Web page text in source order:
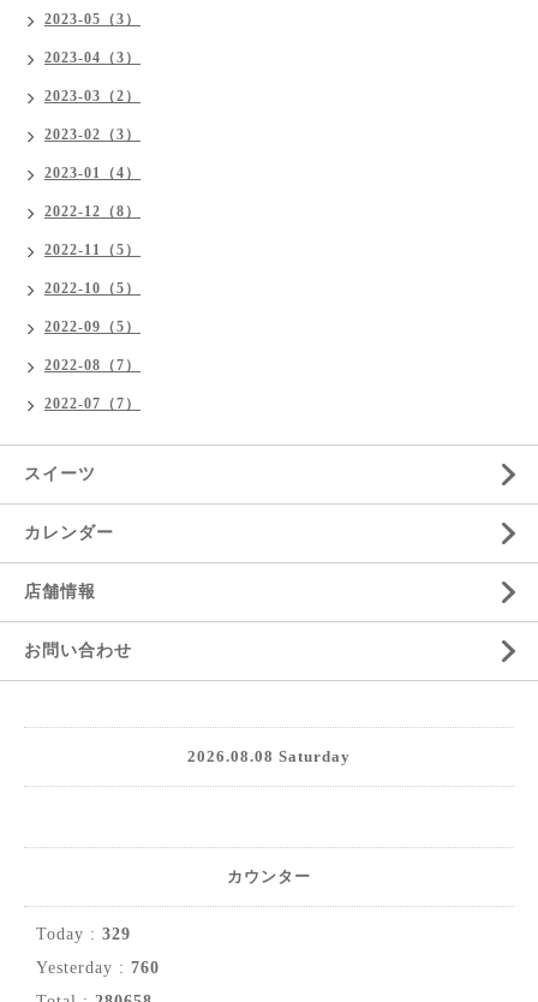
2023-05（3）
2023-04（3）
2023-03（2）
2023-02（3）
2023-01（4）
2022-12（8）
2022-11（5）
2022-10（5）
2022-09（5）
2022-08（7）
2022-07（7）
スイーツ
カレンダー
店舗情報
お問い合わせ
2026.08.08 Saturday
カウンター
Today : 329
Yesterday : 760